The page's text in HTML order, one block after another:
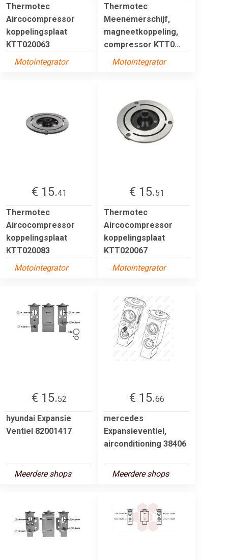
Thermotec
Aircocompressor
koppelingsplaat
KTT020063
Motointegrator
Thermotec
Meenemerschijf,
magneetkoppeling,
compressor KTT0...
Motointegrator
€ 15.41
Thermotec
Aircocompressor
koppelingsplaat
KTT020083
Motointegrator
€ 15.51
Thermotec
Aircocompressor
koppelingsplaat
KTT020067
Motointegrator
€ 15.52
hyundai Expansie
Ventiel 82001417
Meerdere shops
€ 15.66
mercedes
Expansieventiel,
airconditioning 38406
Meerdere shops